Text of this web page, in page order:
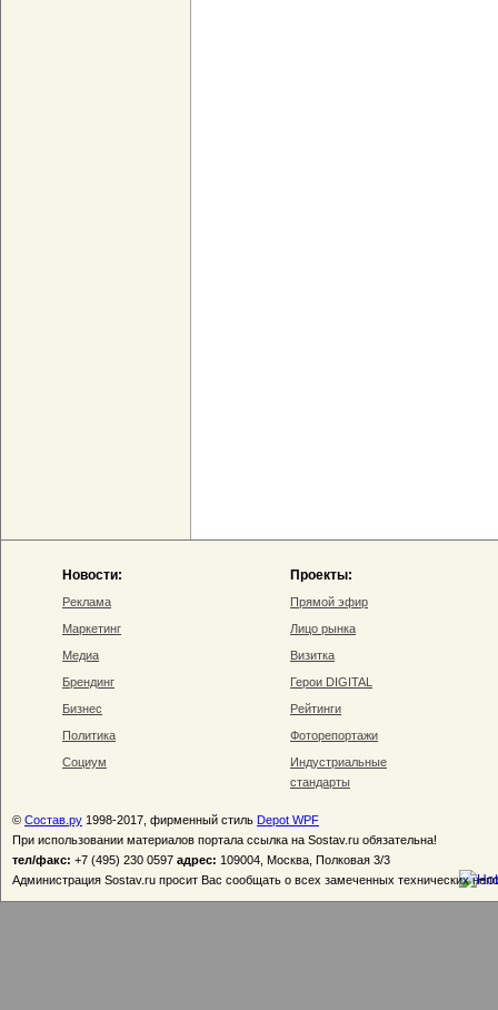
Новости:
Реклама
Маркетинг
Медиа
Брендинг
Бизнес
Политика
Социум
Проекты:
Прямой эфир
Лицо рынка
Визитка
Герои DIGITAL
Рейтинги
Фоторепортажи
Индустриальные
стандарты
© Состав.ру 1998-2017, фирменный стиль Depot WPF
При использовании материалов портала ссылка на Sostav.ru обязательна!
тел/факс: +7 (495) 230 0597 адрес: 109004, Москва, Полковая 3/3
Администрация Sostav.ru просит Вас сообщать о всех замеченных технических